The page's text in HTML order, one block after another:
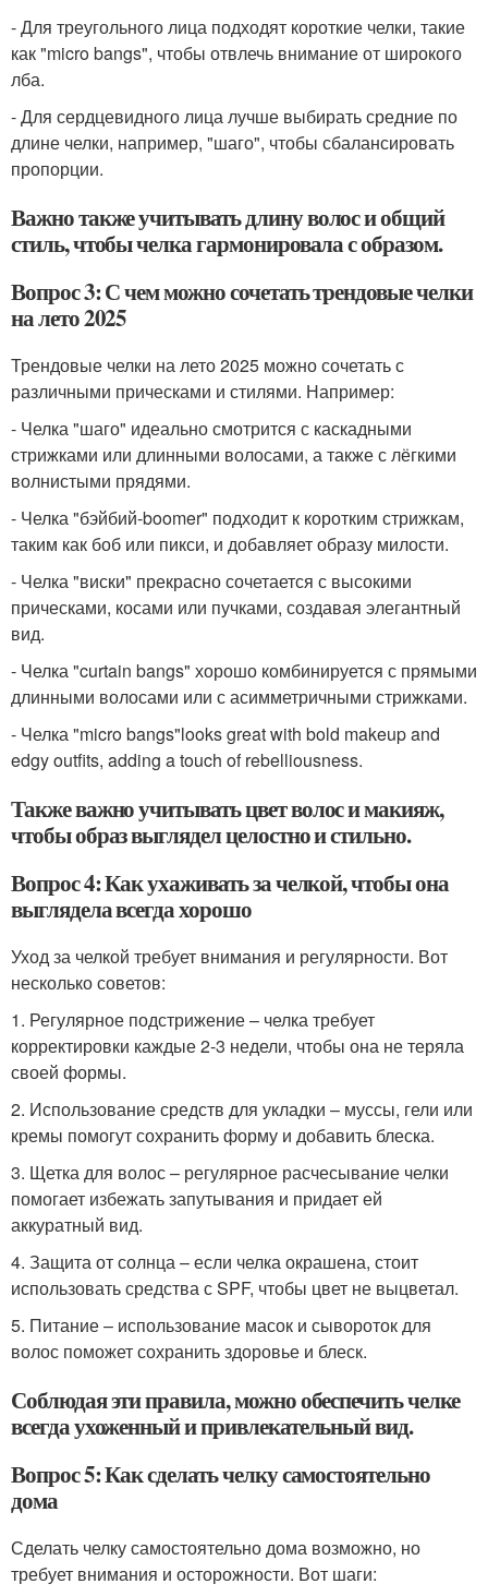
- Для треугольного лица подходят короткие челки, такие
как "micro bangs", чтобы отвлечь внимание от широкого
лба.
- Для сердцевидного лица лучше выбирать средние по
длине челки, например, "шаго", чтобы сбалансировать
пропорции.
Важно также учитывать длину волос и общий
стиль, чтобы челка гармонировала с образом.
Вопрос 3: С чем можно сочетать трендовые челки
на лето 2025
Трендовые челки на лето 2025 можно сочетать с
различными прическами и стилями. Например:
- Челка "шаго" идеально смотрится с каскадными
стрижками или длинными волосами, а также с лёгкими
волнистыми прядями.
- Челка "бэйбий-boomer" подходит к коротким стрижкам,
таким как боб или пикси, и добавляет образу милости.
- Челка "виски" прекрасно сочетается с высокими
прическами, косами или пучками, создавая элегантный
вид.
- Челка "curtain bangs" хорошо комбинируется с прямыми
длинными волосами или с асимметричными стрижками.
- Челка "micro bangs"looks great with bold makeup and
edgy outfits, adding a touch of rebelliousness.
Также важно учитывать цвет волос и макияж,
чтобы образ выглядел целостно и стильно.
Вопрос 4: Как ухаживать за челкой, чтобы она
выглядела всегда хорошо
Уход за челкой требует внимания и регулярности. Вот
несколько советов:
1. Регулярное подстрижение – челка требует
корректировки каждые 2-3 недели, чтобы она не теряла
своей формы.
2. Использование средств для укладки – муссы, гели или
кремы помогут сохранить форму и добавить блеска.
3. Щетка для волос – регулярное расчесывание челки
помогает избежать запутывания и придает ей
аккуратный вид.
4. Защита от солнца – если челка окрашена, стоит
использовать средства с SPF, чтобы цвет не выцветал.
5. Питание – использование масок и сывороток для
волос поможет сохранить здоровье и блеск.
Соблюдая эти правила, можно обеспечить челке
всегда ухоженный и привлекательный вид.
Вопрос 5: Как сделать челку самостоятельно
дома
Сделать челку самостоятельно дома возможно, но
требует внимания и осторожности. Вот шаги: